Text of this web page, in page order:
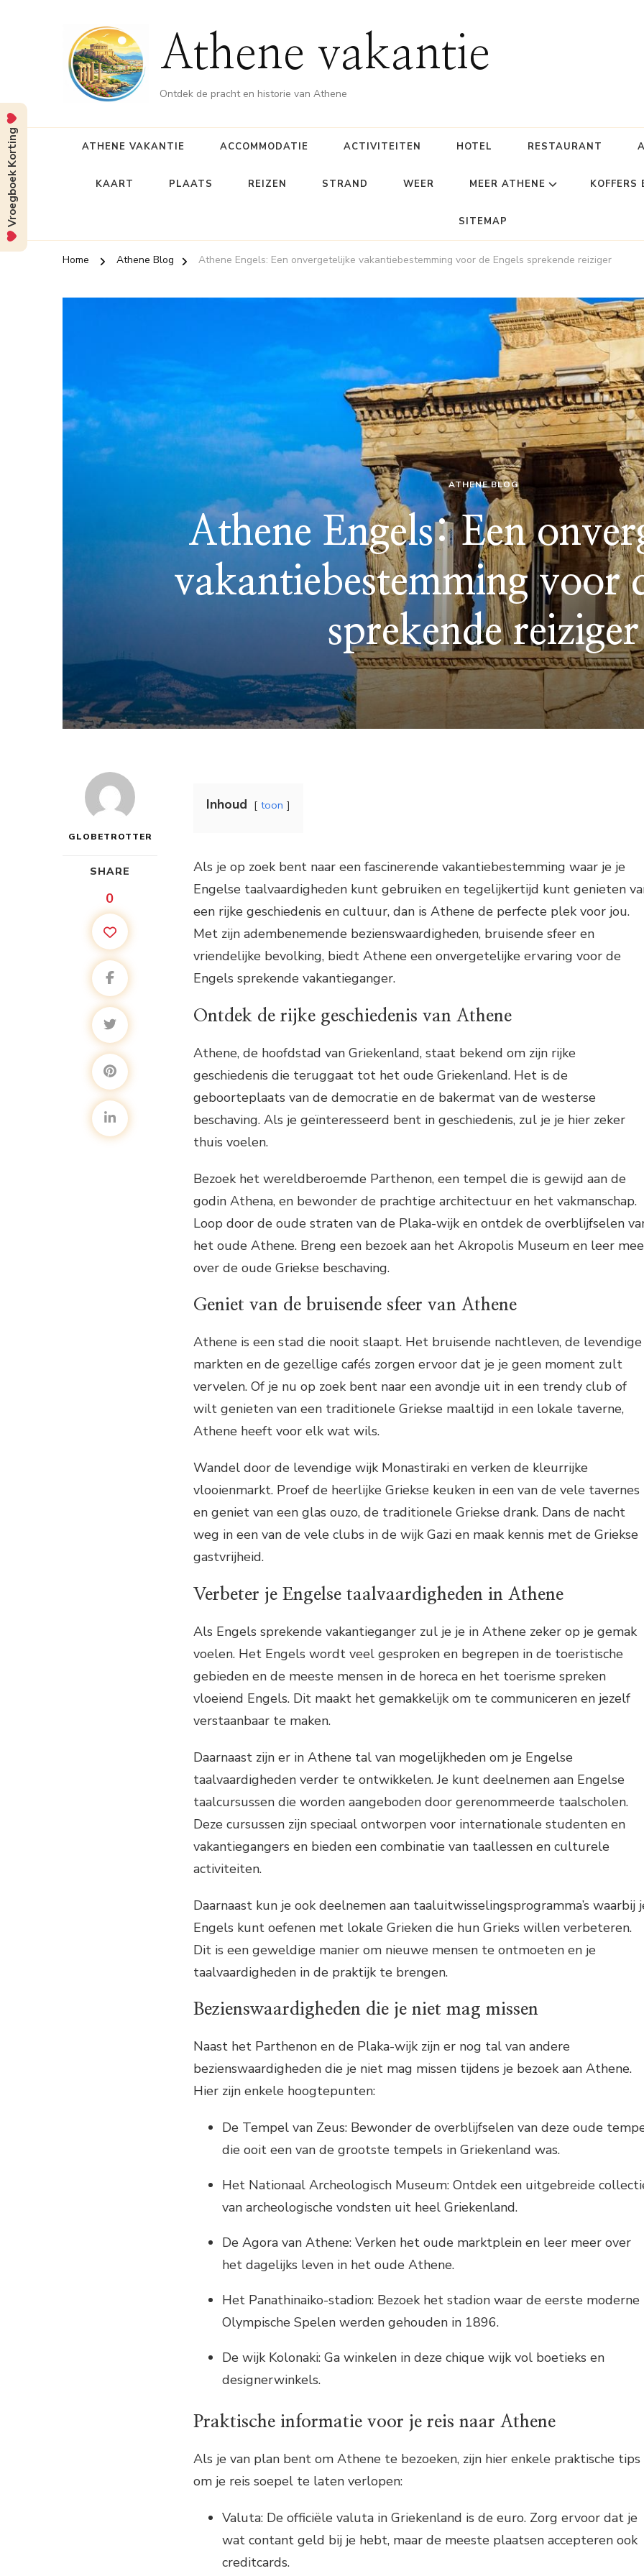
Athene vakantie
Ontdek de pracht en historie van Athene
ATHENE VAKANTIE ACCOMMODATIE ACTIVITEITEN HOTEL RESTAURANT
KAART PLAATS REIZEN STRAND WEER MEER ATHENE KOFFERS
SITEMAP
Home Athene Blog Athene Engels: Een onvergetelijke vakantiebestemming voor de Engels sprekende reiziger
ATHENE BLOG
Athene Engels: Een
vakantiebestemming voor
sprekende reiziger
GLOBETROTTER
SHARE
0
Inhoud toon
Als je op zoek bent naar een fascinerende vakantiebestemming waar je je
Engelse taalvaardigheden kunt gebruiken en tegelijkertijd kunt genieten
een rijke geschiedenis en cultuur, dan is Athene de perfecte plek voor jou.
Met zijn adembenemende bezienswaardigheden, bruisende sfeer en
vriendelijke bevolking, biedt Athene een onvergetelijke ervaring voor de
Engels sprekende vakantieganger.
Ontdek de rijke geschiedenis van Athene
Athene, de hoofdstad van Griekenland, staat bekend om zijn rijke
geschiedenis die teruggaat tot het oude Griekenland. Het is de
geboorteplaats van de democratie en de bakermat van de westerse
beschaving. Als je geïnteresseerd bent in geschiedenis, zul je je hier zeker
thuis voelen.
Bezoek het wereldberoemde Parthenon, een tempel die is gewijd aan de
godin Athena, en bewonder de prachtige architectuur en het vakmanschap.
Loop door de oude straten van de Plaka-wijk en ontdek de overblijfselen
het oude Athene. Breng een bezoek aan het Akropolis Museum en leer
over de oude Griekse beschaving.
Geniet van de bruisende sfeer van Athene
Athene is een stad die nooit slaapt. Het bruisende nachtleven, de levendige
markten en de gezellige cafés zorgen ervoor dat je je geen moment zult
vervelen. Of je nu op zoek bent naar een avondje uit in een trendy club of
wilt genieten van een traditionele Griekse maaltijd in een lokale taverne,
Athene heeft voor elk wat wils.
Wandel door de levendige wijk Monastiraki en verken de kleurrijke
vlooienmarkt. Proef de heerlijke Griekse keuken in een van de vele tavernes
en geniet van een glas ouzo, de traditionele Griekse drank. Dans de nacht
weg in een van de vele clubs in de wijk Gazi en maak kennis met de Griekse
gastvrijheid.
Verbeter je Engelse taalvaardigheden in Athene
Als Engels sprekende vakantieganger zul je je in Athene zeker op je gemak
voelen. Het Engels wordt veel gesproken en begrepen in de toeristische
gebieden en de meeste mensen in de horeca en het toerisme spreken
vloeiend Engels. Dit maakt het gemakkelijk om te communiceren en jezelf
verstaanbaar te maken.
Daarnaast zijn er in Athene tal van mogelijkheden om je Engelse
taalvaardigheden verder te ontwikkelen. Je kunt deelnemen aan Engelse
taalcursussen die worden aangeboden door gerenommeerde taalscholen.
Deze cursussen zijn speciaal ontworpen voor internationale studenten en
vakantiegangers en bieden een combinatie van taallessen en culturele
activiteiten.
Daarnaast kun je ook deelnemen aan taaluitwisselingsprogramma’s waarbij
Engels kunt oefenen met lokale Grieken die hun Grieks willen verbeteren.
Dit is een geweldige manier om nieuwe mensen te ontmoeten en je
taalvaardigheden in de praktijk te brengen.
Bezienswaardigheden die je niet mag missen
Naast het Parthenon en de Plaka-wijk zijn er nog tal van andere
bezienswaardigheden die je niet mag missen tijdens je bezoek aan Athene.
Hier zijn enkele hoogtepunten:
De Tempel van Zeus: Bewonder de overblijfselen van deze oude
die ooit een van de grootste tempels in Griekenland was.
Het Nationaal Archeologisch Museum: Ontdek een uitgebreide
van archeologische vondsten uit heel Griekenland.
De Agora van Athene: Verken het oude marktplein en leer meer over
het dagelijks leven in het oude Athene.
Het Panathinaiko-stadion: Bezoek het stadion waar de eerste moderne
Olympische Spelen werden gehouden in 1896.
De wijk Kolonaki: Ga winkelen in deze chique wijk vol boetieks en
designerwinkels.
Praktische informatie voor je reis naar Athene
Als je van plan bent om Athene te bezoeken, zijn hier enkele praktische tips
om je reis soepel te laten verlopen:
Valuta: De officiële valuta in Griekenland is de euro. Zorg ervoor dat je
wat contant geld bij je hebt, maar de meeste plaatsen accepteren ook
creditcards.
Vroegboek Korting